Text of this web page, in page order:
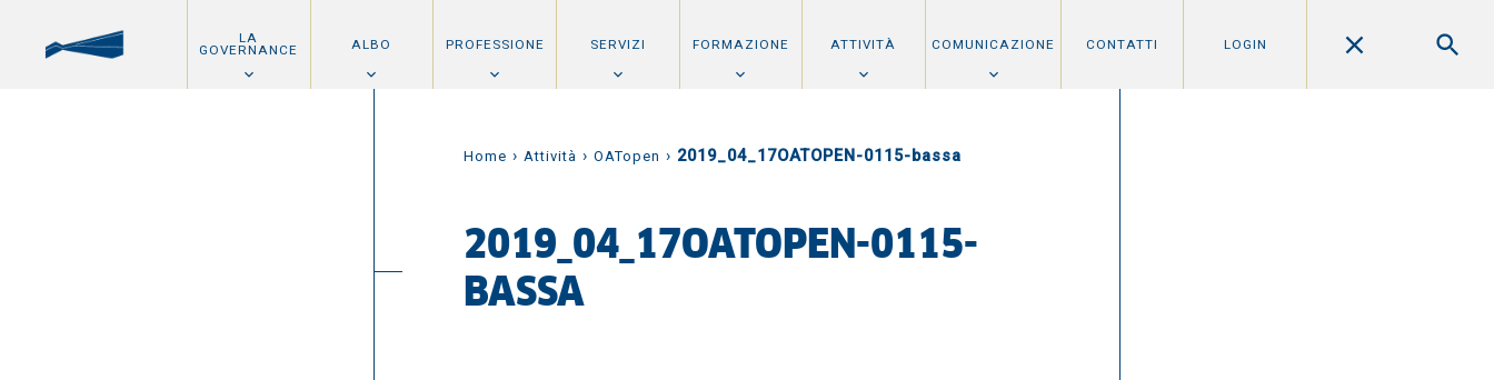
LA
GOVERNANCE ALBO PROFESSIONE SERVIZI FORMAZIONE ATTIVITÀ COMUNICAZIONE CONTATTI LOGIN
Home › Attività › OATopen › 2019_04_17OATOPEN-0115-bassa
2019_04_17OATOPEN-0115-
BASSA